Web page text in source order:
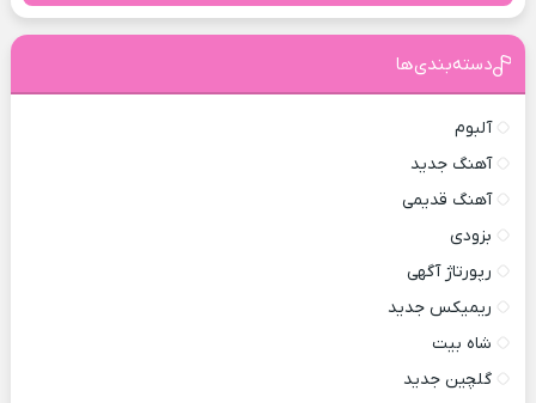
دسته‌بندی‌ها
آلبوم
آهنگ جدید
آهنگ قدیمی
بزودی
رپورتاژ آگهی
ریمیکس جدید
شاه بیت
گلچین جدید